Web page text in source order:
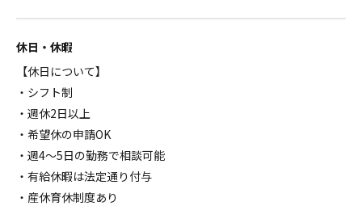
休日・休暇
【休日について】
・シフト制
・週休2日以上
・希望休の申請OK
・週4～5日の勤務で相談可能
・有給休暇は法定通り付与
・産休育休制度あり